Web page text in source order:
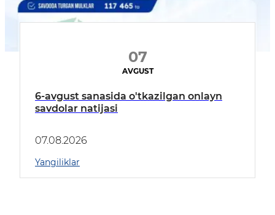
07
AVGUST
6-avgust sanasida o'tkazilgan onlayn
savdolar natijasi
07.08.2026
Yangiliklar